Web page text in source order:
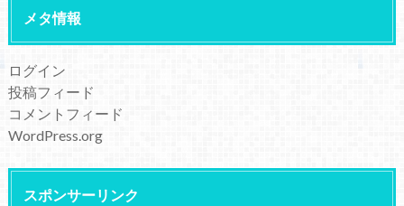
メタ情報
ログイン
投稿フィード
コメントフィード
WordPress.org
スポンサーリンク